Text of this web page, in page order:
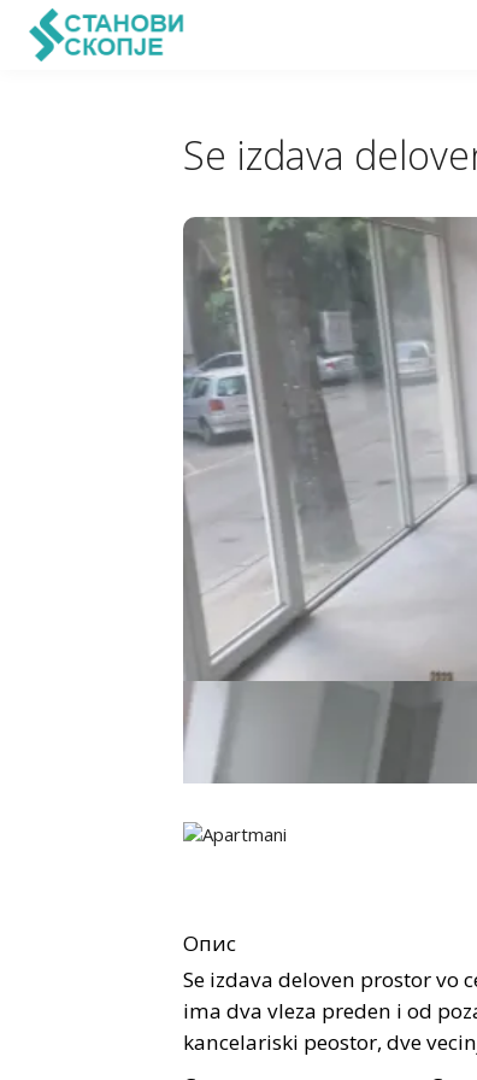
Se izdava
Опис
Se izdava deloven prostor vo
ima dva vleza preden i od
kancelariski peostor, dve